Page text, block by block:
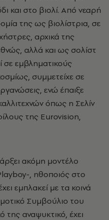
και στο βιολί. Από νεαρή
της ως βιολίστρια, σε
αρχικά της
αλλά και ως σολίστ
σε εμβληματικούς
συμμετείχε σε
ενώ έπαιξε
όπως η Σελίν
της Eurovision,
ακόμη μοντέλο
, ηθοποιός στο
εμπλακεί με τα κοινά
Συμβούλιο του
της αναψυκτικό, έχει